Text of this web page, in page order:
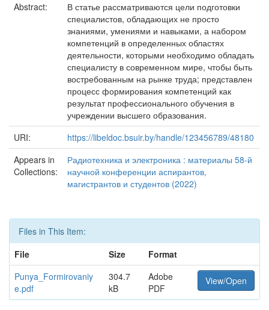
Abstract:
В статье рассматриваются цели подготовки
специалистов, обладающих не просто
знаниями, умениями и навыками, а набором
компетенций в определенных областях
деятельности, которыми необходимо обладать
специалисту в современном мире, чтобы быть
востребованным на рынке труда; представлен
процесс формирования компетенций как
результат профессионального обучения в
учреждении высшего образования.
URI:
https://libeldoc.bsuir.by/handle/123456789/48180
Appears in
Collections:
Радиотехника и электроника : материалы 58-й
научной конференции аспирантов,
магистрантов и студентов (2022)
Files in This Item:
File
Size
Format
Punya_Formirovaniy
e.pdf
304.7
kB
Adobe
PDF
View/Open